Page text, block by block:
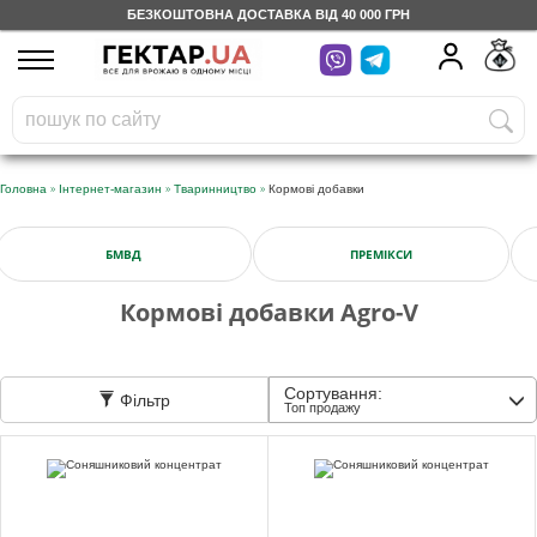
БЕЗКОШТОВНА ДОСТАВКА ВІД 40 000 ГРН
UA
На вашому
бонусному рахунку
грн
Безкоштовно по Україні
0 800 203 302
Доставка
Головна » Інтернет-магазин » Тваринництво » Кормові добавки
БМВД ПРЕМІКСИ
Кормові добавки Agro-V
Фільтр Сортування:
Топ продажу